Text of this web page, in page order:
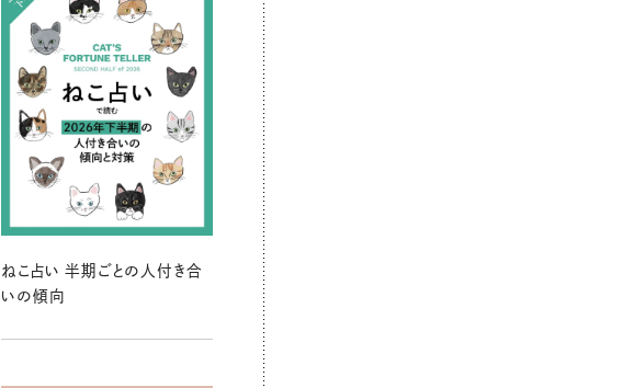
ねこ占い 半期ごとの人付き合
いの傾向